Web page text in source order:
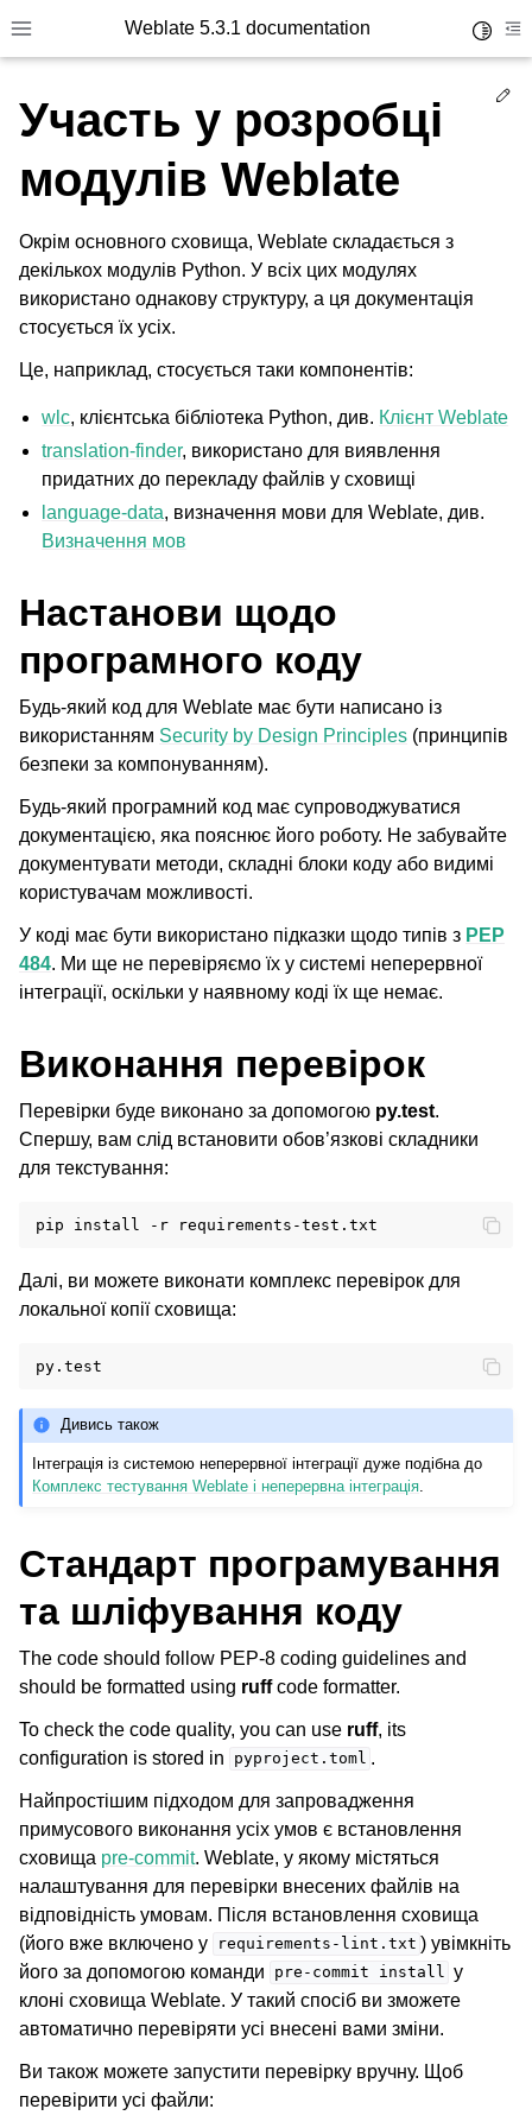
Toggle site navigation sidebar
Weblate 5.3.1 documentation
navigation of Підтримувані формати файлів
navigation of Настанови з налаштовування
Участь у розробці
модулів Weblate
Окрім основного сховища, Weblate складається з
декількох модулів Python. У всіх цих модулях
використано однакову структуру, а ця документація
стосується їх усіх.
Це, наприклад, стосується таки компонентів:
wlc, клієнтська бібліотека Python, див. Клієнт Weblate
translation-finder, використано для виявлення
придатних до перекладу файлів у сховищі
language-data, визначення мови для Weblate, див.
Визначення мов
Настанови щодо
програмного коду
Будь-який код для Weblate має бути написано із
використанням Security by Design Principles (принципів
безпеки за компонуванням).
Будь-який програмний код має супроводжуватися
документацією, яка пояснює його роботу. Не забувайте
документувати методи, складні блоки коду або видимі
користувачам можливості.
У коді має бути використано підказки щодо типів з PEP
484. Ми ще не перевіряємо їх у системі неперервної
інтеграції, оскільки у наявному коді їх ще немає.
Виконання перевірок
Перевірки буде виконано за допомогою py.test.
Спершу, вам слід встановити обов’язкові складники
для текстування:
pip install -r
Далі, ви можете виконати комплекс перевірок для
локальної копії сховища:
Дивись також
Інтеграція із системою неперервної інтеграції дуже подібна до
Комплекс тестування Weblate і неперервна інтеграція
Стандарт програмування
та шліфування коду
The code should follow PEP-8 coding guidelines and
should be formatted using ruffcode formatter.
To check the code quality, you can use ruff, its
configuration is stored in
pyproject.toml .
Найпростішим підходом для запровадження
примусового виконання усіх умов є встановлення
сховища pre-commit. Weblate, у якому містяться
налаштування для перевірки внесених файлів на
відповідність умовам. Після встановлення сховища
(його вже включено у
requirements-lint.txt ) увімкніть
його за допомогою команди
pre-commit install у
клоні сховища Weblate. У такий спосіб ви зможете
автоматично перевіряти усі внесені вами зміни.
Ви також можете запустити перевірку вручну. Щоб
перевірити усі файли: